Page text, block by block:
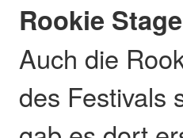
Rookie
Auch die
des Festivals